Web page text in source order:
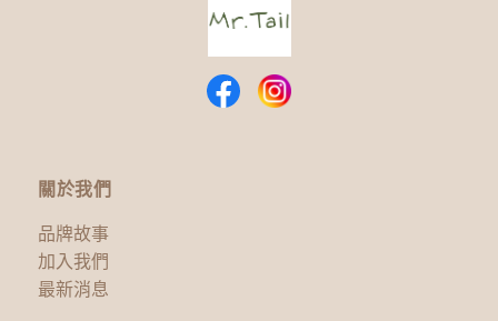
關於我們
品牌故事
加入我們
最新消息